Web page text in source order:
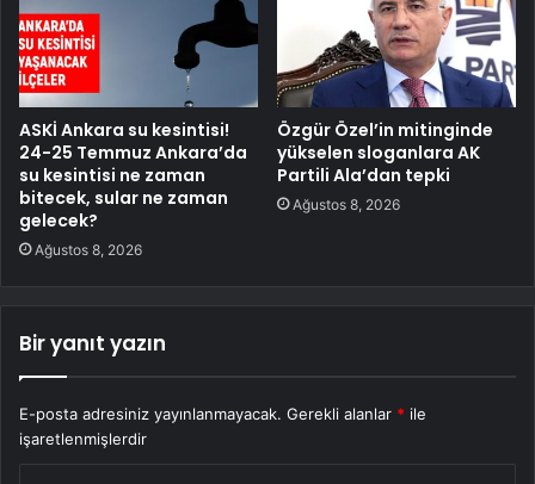
ASKİ Ankara su kesintisi!
24-25 Temmuz Ankara’da
su kesintisi ne zaman
bitecek, sular ne zaman
gelecek?
Ağustos 8, 2026
Özgür Özel’in mitinginde
yükselen sloganlara AK
Partili Ala’dan tepki
Ağustos 8, 2026
Bir yanıt yazın
E-posta adresiniz yayınlanmayacak. Gerekli alanlar * ile
işaretlenmişlerdir